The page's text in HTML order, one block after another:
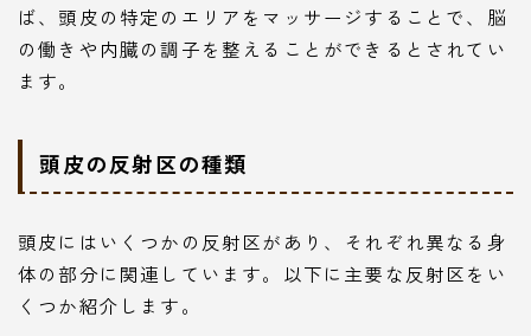
ば、頭皮の特定のエリアをマッサージすることで、脳
の働きや内臓の調子を整えることができるとされてい
ます。
頭皮の反射区の種類
頭皮にはいくつかの反射区があり、それぞれ異なる身
体の部分に関連しています。以下に主要な反射区をい
くつか紹介します。